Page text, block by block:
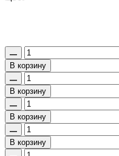
В корзину
В корзину
В корзину
В корзину